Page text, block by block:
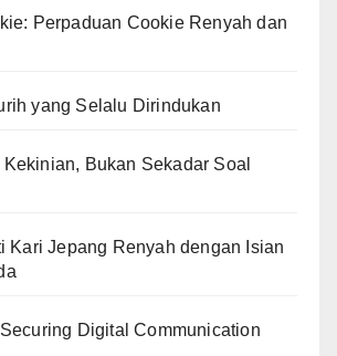
Perpaduan Cookie Renyah dan
yang Selalu Dirindukan
Bukan Sekadar Soal
Kari Jepang Renyah dengan Isian
Digital Communication